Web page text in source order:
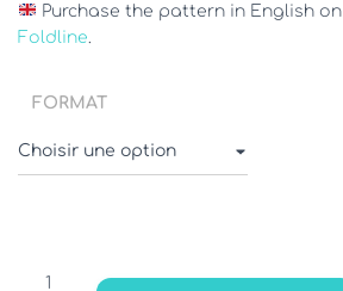
Purchase the pattern in English on
Foldline.
FORMAT
quantité